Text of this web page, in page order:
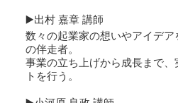
▶️出村 嘉章 講師
数々の起業家の想いやアイデ
の伴走者。
事業の立ち上げから成長まで
トを行う。